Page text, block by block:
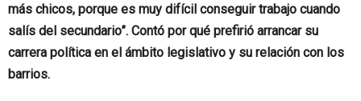
más chicos, porque es muy difícil conseguir trabajo cuando
salís del secundario”. Contó por qué prefirió arrancar su
carrera política en el ámbito legislativo y su relación con los
barrios.